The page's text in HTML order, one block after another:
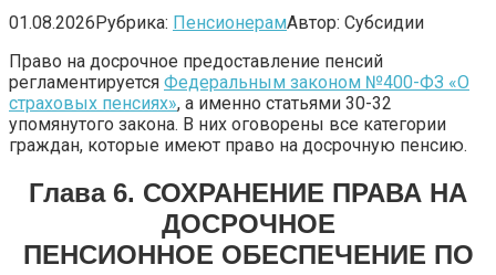
01.08.2026Рубрика: ПенсионерамАвтор: Субсидии
Право на досрочное предоставление пенсий
регламентируется Федеральным законом №400-ФЗ «О
страховых пенсиях», а именно статьями 30-32
упомянутого закона. В них оговорены все категории
граждан, которые имеют право на досрочную пенсию.
Глава 6. СОХРАНЕНИЕ ПРАВА НА
ДОСРОЧНОЕ
ПЕНСИОННОЕ ОБЕСПЕЧЕНИЕ ПО